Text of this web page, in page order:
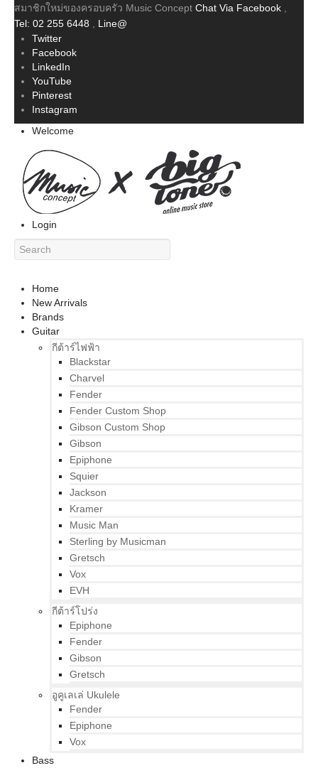
สมาชิกใหม่ของครอบครัว Music Concept Chat Via Facebook
Tel: 02 255 6448
Line@
Twitter
Facebook
LinkedIn
YouTube
Pinterest
Instagram
Welcome
Login
Home
New Arrivals
Brands
Guitar
กีต้าร์ไฟฟ้า
Blackstar
Charvel
Fender
Fender Custom Shop
Gibson Custom Shop
Gibson
Epiphone
Squier
Jackson
Kramer
Music Man
Sterling by Musicman
Gretsch
Vox
EVH
กีต้าร์โปร่ง
Epiphone
Fender
Gibson
Gretsch
อูคูเลเล่ Ukulele
Fender
Epiphone
Vox
Bass